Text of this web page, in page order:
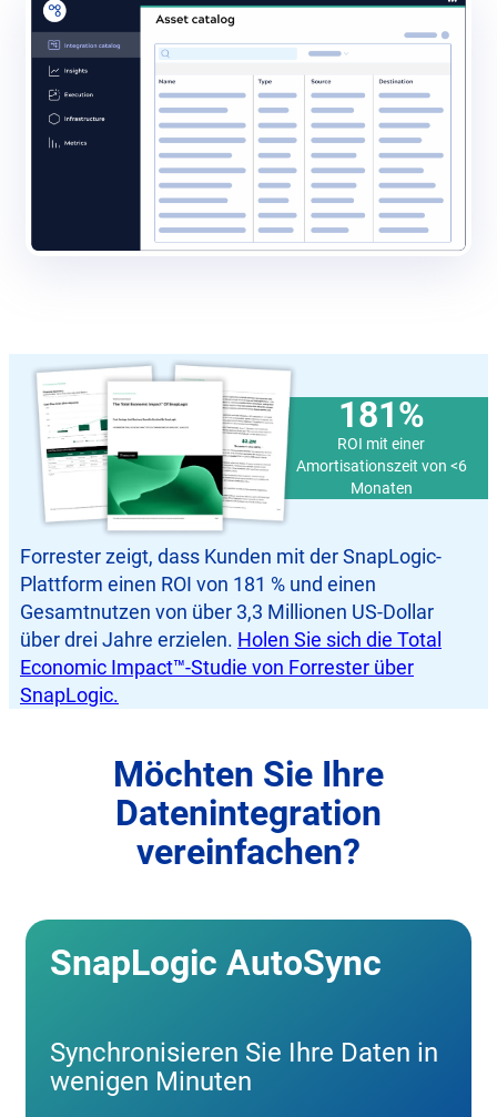
181%
ROI mit einer
Amortisationszeit von <6
Monaten
Forrester zeigt, dass Kunden mit der SnapLogic-
Plattform einen ROI von 181 % und einen
Gesamtnutzen von über 3,3 Millionen US-Dollar
über drei Jahre erzielen. Holen Sie sich die Total
Economic Impact™-Studie von Forrester über
SnapLogic.
Möchten Sie Ihre
Datenintegration
vereinfachen?
SnapLogic AutoSync
Synchronisieren Sie Ihre Daten in
wenigen Minuten